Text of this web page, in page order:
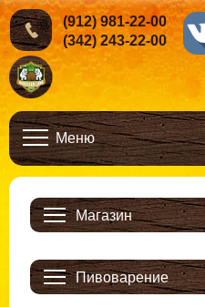
(912) 981-22-00
(342) 243-22-00
Меню
Магазин
Пивоварение